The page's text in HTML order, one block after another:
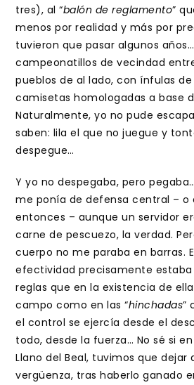
tres), al “balón de reglamento”
menos por realidad y más por
tuvieron que pasar algunos
campeonatillos de vecindad
pueblos de al lado, con ínfulas
camisetas homologadas a base
Naturalmente, yo no pude
saben: lila el que no juegue y
despegue…
Y yo no despegaba, pero pegaba…
me ponía de defensa central – o
entonces – aunque un servidor
carne de pescuezo, la verdad.
cuerpo no me paraba en barras.
efectividad precisamente
reglas que en la existencia de
campo como en las “hinchadas”
el control se ejercía desde el
todo, desde la fuerza… No sé si en
Llano del Beal, tuvimos que dejar
vergüenza, tras haberlo ganado